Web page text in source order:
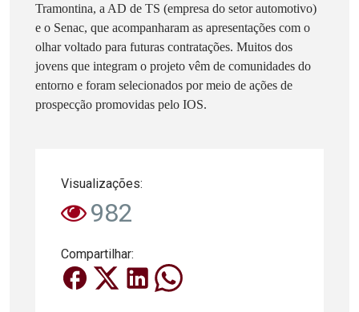
Tramontina, a AD de TS (empresa do setor automotivo)
e o Senac, que acompanharam as apresentações com o
olhar voltado para futuras contratações. Muitos dos
jovens que integram o projeto vêm de comunidades do
entorno e foram selecionados por meio de ações de
prospecção promovidas pelo IOS.
Visualizações:
982
Compartilhar: